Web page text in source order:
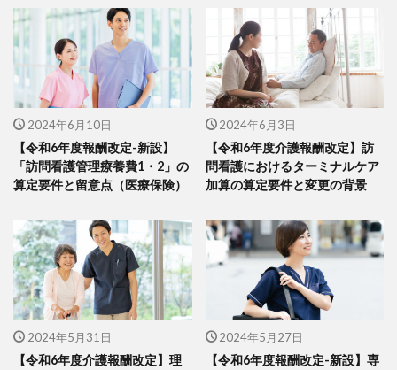
2024年6月10日
【令和6年度報酬改定-新設】
「訪問看護管理療養費1・2」の
算定要件と留意点（医療保険）
2024年6月3日
【令和6年度介護報酬改定】訪
問看護におけるターミナルケア
加算の算定要件と変更の背景
2024年5月31日
【令和6年度介護報酬改定】理
2024年5月27日
【令和6年度報酬改定-新設】専